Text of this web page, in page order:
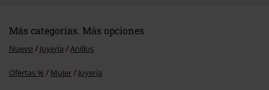
Más categorías. Más opciones
Nuevo Joyería Anillos
Ofertas % Mujer Joyería